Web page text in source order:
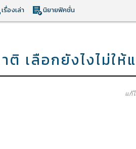
เรื่องเล่า นิยายฟิคชั่น
เลือกยังไงไม่ให้
แก้